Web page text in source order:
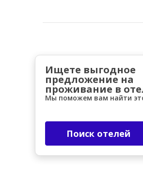
Ищете выгодное
предложение на
проживание в
Мы поможем вам найти
Поиск отелей